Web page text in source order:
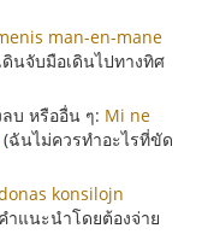
man-en-mane
ดินจับมือเดินไปทางทิศ
บ หรืออื่น ๆ: Mi ne
(ฉันไม่ควรทำอะไรที่ขัด
konsilojn
ำแนะนำโดยต้องจ่าย